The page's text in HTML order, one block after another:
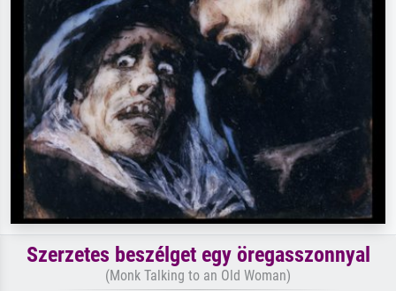
Szerzetes beszélget egy öregasszonnyal
(Monk Talking to an Old Woman)